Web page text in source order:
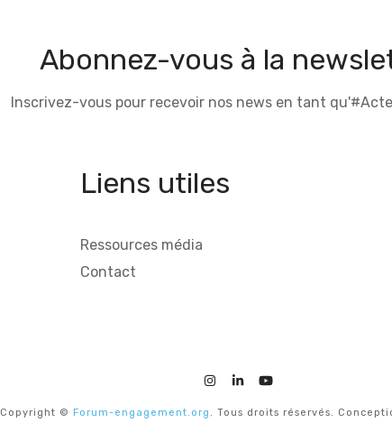
Abonnez-vous à la
Inscrivez-vous pour recevoir nos news en tant
Liens utiles
Ressources média
Contact
Copyright © Forum-engagement.org . Tous droits réservés.